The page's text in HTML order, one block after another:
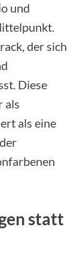
und
der sich
Diese
als
als eine
statt